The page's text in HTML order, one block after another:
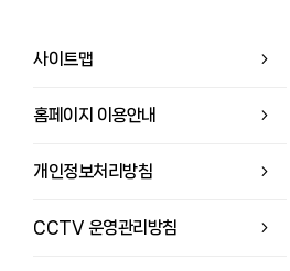
사이트맵
홈페이지 이용안내
개인정보처리방침
CCTV 운영관리방침